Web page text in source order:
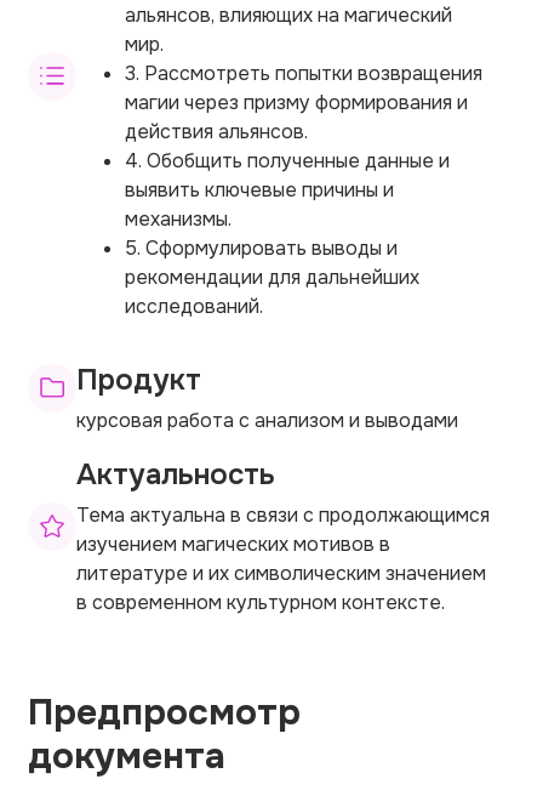
альянсов, влияющих на магический
мир.
3. Рассмотреть попытки возвращения
магии через призму формирования и
действия альянсов.
4. Обобщить полученные данные и
выявить ключевые причины и
механизмы.
5. Сформулировать выводы и
рекомендации для дальнейших
исследований.
Продукт
курсовая работа с анализом и выводами
Актуальность
Тема актуальна в связи с продолжающимся
изучением магических мотивов в
литературе и их символическим значением
в современном культурном контексте.
Предпросмотр
документа